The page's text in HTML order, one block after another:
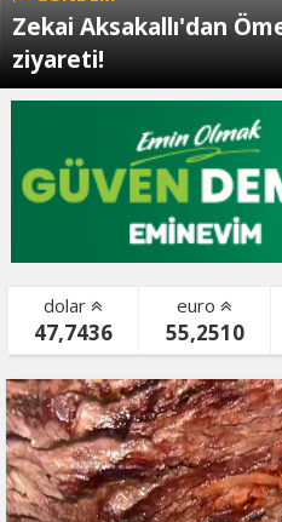
Zekai Aksakallı'dan
ziyareti!
dolar
47,7436
euro
55,2510
bist color-